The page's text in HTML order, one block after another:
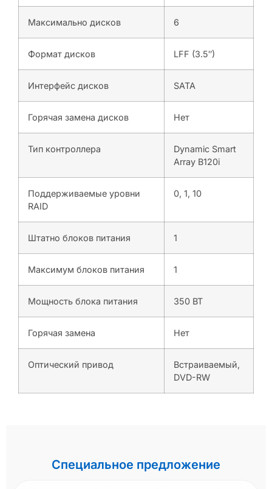
Максимально дисков 6
Формат дисков LFF (3.5″)
Интерфейс дисков SATA
Горячая замена дисков Нет
Тип контроллера
Dynamic Smart
Array B120i
Поддерживаемые уровни
RAID
0, 1, 10
Штатно блоков питания 1
Максимум блоков питания 1
Мощность блока питания 350 ВТ
Горячая замена Нет
Оптический привод
Встраиваемый,
DVD-RW
Специальное предложение